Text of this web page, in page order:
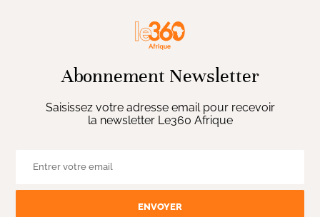
Abonnement Newsletter
Saisissez votre adresse email pour recevoir
la newsletter Le360 Afrique
ENVOYER